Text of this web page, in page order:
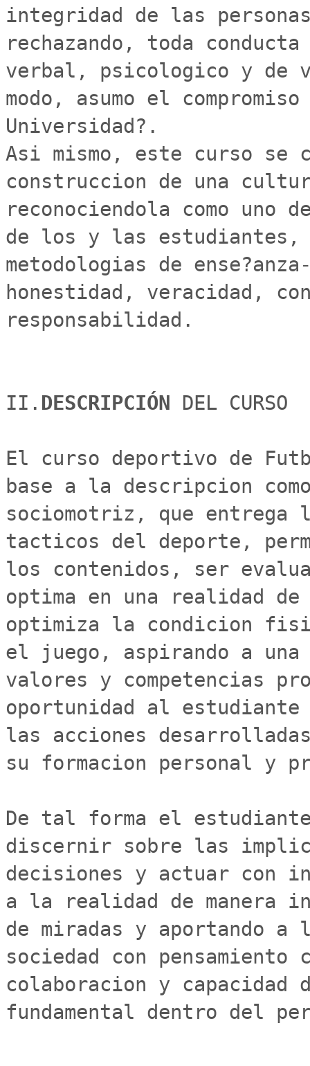
integridad de las
rechazando, toda
verbal, psicologico y de
modo, asumo el
Universidad?.
Asi mismo, este curso se
construccion de una
reconociendola como
de los y las estudiantes,
metodologias de
honestidad, veracidad,
responsabilidad.
II. DESCRIPCIÓN DEL CURSO
El curso deportivo de
base a la descripcion
sociomotriz, que entrega
tacticos del deporte,
los contenidos, ser
optima en una realidad
optimiza la condicion
el juego, aspirando a
valores y competencias
oportunidad al
las acciones
su formacion personal y
De tal forma el
discernir sobre las
decisiones y actuar con
a la realidad de manera
de miradas y aportando a
sociedad con
colaboracion y capacidad
fundamental dentro del